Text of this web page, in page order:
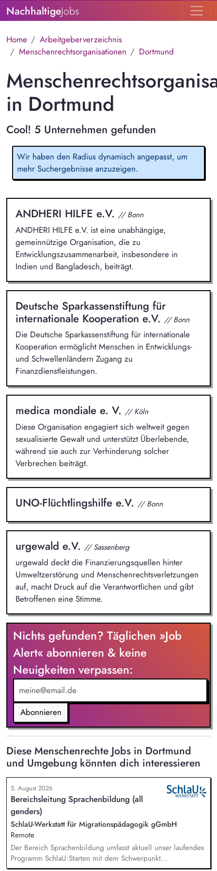
NachhaltigeJobs
Home
Arbeitgeberverzeichnis
Menschenrechtsorganisationen
Dortmund
in Dortmund
Cool! 5 Unternehmen gefunden
Wir haben den Radius dynamisch angepasst, um
mehr Suchergebnisse anzuzeigen.
ANDHERI HILFE e.V. // Bonn
ANDHERI HILFE e.V. ist eine unabhängige,
gemeinnützige Organisation, die zu
Entwicklungszusammenarbeit, insbesondere in
Indien und Bangladesch, beiträgt.
Deutsche Sparkassenstiftung für
internationale Kooperation e.V. // Bonn
Die Deutsche Sparkassenstiftung für internationale
Kooperation ermöglicht Menschen in Entwicklungs-
und Schwellenländern Zugang zu
Finanzdienstleistungen.
medica mondiale e. V. // Köln
Diese Organisation engagiert sich weltweit gegen
sexualisierte Gewalt und unterstützt Überlebende,
während sie auch zur Verhinderung solcher
Verbrechen beiträgt.
UNO-Flüchtlingshilfe e.V. // Bonn
urgewald e.V. // Sassenberg
urgewald deckt die Finanzierungsquellen hinter
Umweltzerstörung und Menschenrechtsverletzungen
auf, macht Druck auf die Verantwortlichen und gibt
Betroffenen eine Stimme.
Nichts gefunden? Täglichen »Job
Alert« abonnieren & keine
Neuigkeiten verpassen:
Abonnieren
Diese Menschenrechte Jobs in Dortmund
und Umgebung könnten dich interessieren
5. August 2026
Bereichsleitung Sprachenbildung (all
genders)
SchlaU-Werkstatt für Migrationspädagogik gGmbH
Remote
Der Bereich Sprachenbildung umfasst aktuell unser laufendes
Programm SchlaU:Starten mit dem Schwerpunkt